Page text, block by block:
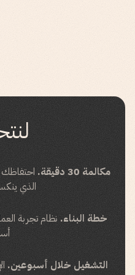
مكالمة 30 دقيقة.
احتفاظك
الذي
خطة البناء.نظام تجربة
التشغيل خلال أسبوعين.